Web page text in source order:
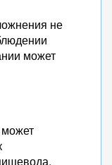
не
может